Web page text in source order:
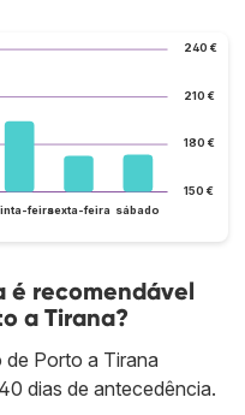
150 €
180 €
210 €
240 €
feirasexta-feira sábado
é recomendável
a Tirana?
de Porto a Tirana
dias de antecedência.